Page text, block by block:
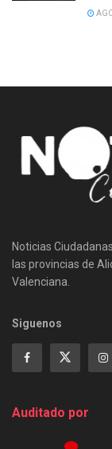
Noticias
las provincias de
Valenciana.
Siguenos
Auditado por